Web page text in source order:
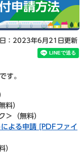
申請方法
：2023年6月21日更新
す。
料）
＞
（無料）
よる申請 [PDFファイ
）